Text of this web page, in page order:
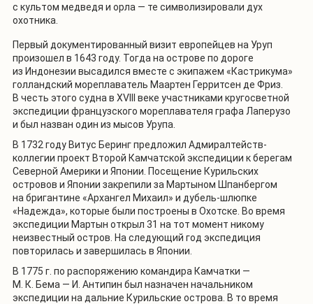
с культом медведя и орла — те символизировали дух
охотника.
Первый документированный визит европейцев на Уруп
произошел в 1643 году. Тогда на острове по дороге
из Индонезии высадился вместе с экипажем «Кастрикума»
голландский мореплаватель Маартен Герритсен де Фриз.
В честь этого судна в XVIII веке участниками кругосветной
экспедиции французского мореплавателя графа Лаперузо
и был назван один из мысов Урупа.
В 1732 году Витус Беринг предложил Адмиралтейств-
коллегии проект Второй Камчатской экспедиции к берегам
Северной Америки и Японии. Посещение Курильских
островов и Японии закрепили за Мартыном Шпанбергом
на бригантине «Архангел Михаил» и дубель-шлюпке
«Надежда», которые были построены в Охотске. Во время
экспедиции Мартын открыл 31 на тот момент никому
неизвестный остров. На следующий год экспедиция
повторилась и завершилась в Японии.
В 1775 г. по распоряжению командира Камчатки —
М. К. Бема — И. Антипин был назначен начальником
экспедиции на дальние Курильские острова. В то время